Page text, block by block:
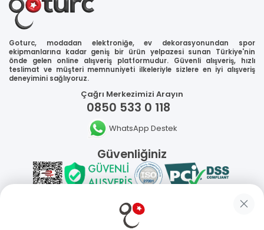
Goturc, modadan elektroniğe, ev dekorasyonundan spor
ekipmanlarına kadar geniş bir ürün yelpazesi sunan Türkiye'nin
önde gelen online alışveriş platformudur. Güvenli alışveriş, hızlı
teslimat ve müşteri memnuniyeti ilkeleriyle sizlere en iyi alışveriş
deneyimini sağlıyoruz.
Çağrı Merkezimizi Arayın
0850 533 0 118
WhatsApp Destek
Güvenliğiniz
Sosyal Medya